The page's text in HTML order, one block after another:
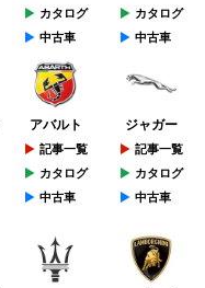
カタログ
中古車
カタログ
中古車
アバルト
記事一覧
カタログ
中古車
ジャガー
記事一覧
カタログ
中古車